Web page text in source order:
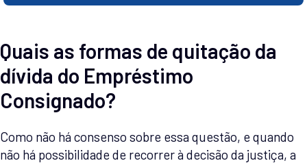
Quais as formas de quitação da
dívida do Empréstimo
Consignado?
Como não há consenso sobre essa questão, e quando
não há possibilidade de recorrer à decisão da justiça, a